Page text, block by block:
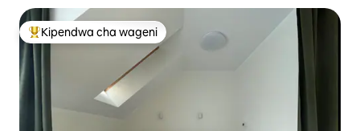
Kipendwa maarufu cha wageni
Kipendwa cha wageni